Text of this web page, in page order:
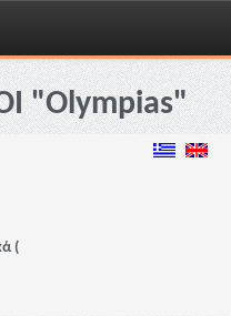
"Olympias"
(